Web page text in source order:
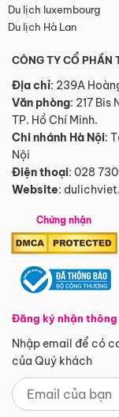
Du lịch luxembourg
Du lịch Hà Lan
CÔNG TY CỔ PHẦN
Địa chỉ: 239A
Văn phòng: 217 Bis
TP. Hồ Chí Minh.
Chi nhánh Hà Nội:
Nội
Điện thoại: 028
Website:
Chứng nhận
Đăng ký nhận
Nhập email để có
của Quý khách